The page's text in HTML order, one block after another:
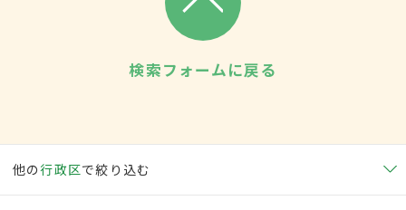
検索フォームに戻る
他の行政区で絞り込む